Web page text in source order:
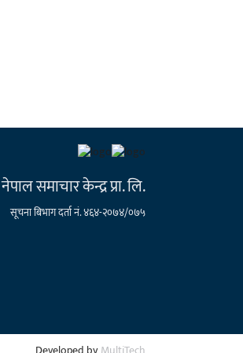
नेपाल समाचार केन्द्र प्रा. लि.
सूचना बिभाग दर्ता नं. ४६४-२०७४/०७५